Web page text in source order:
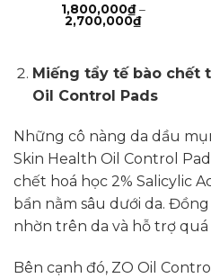
1,800,000₫ –
2,700,000₫Khoảng
giá:
đến
Miếng tẩy tế bào chết
Oil Control Pads
Những cô nàng da dầu
Skin Health Oil Control
chết hoá học 2% Salicylic
bẩn nằm sâu dưới da.
nhờn trên da và hỗ trợ
Bên cạnh đó, ZO Oil